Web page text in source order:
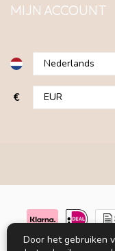
MIJN ACCOUNT
€
Door het gebruiken